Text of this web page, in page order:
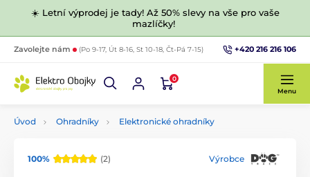
☀️ Letní výprodej je tady! Až 50% slevy na vše pro vaše
mazlíčky!
Zavolejte nám (Po 9-17, Út 8-16, St 10-18, Čt-Pá 7-15) +420 216 216 106
0
Menu
Úvod Ohradníky Elektronické ohradníky
100% (2) Výrobce